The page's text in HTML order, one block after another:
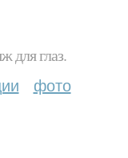
для глаз.
фото